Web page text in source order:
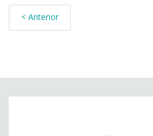
< Anterior